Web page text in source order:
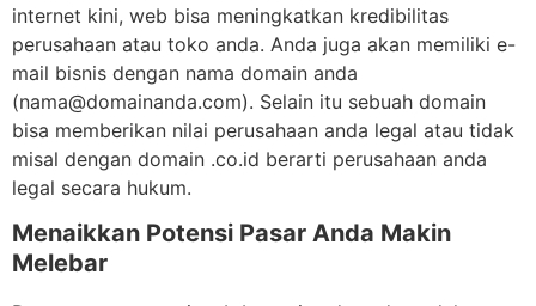
internet kini, web bisa meningkatkan kredibilitas
perusahaan atau toko anda. Anda juga akan memiliki e-
mail bisnis dengan nama domain anda
(nama@domainanda.com). Selain itu sebuah domain
bisa memberikan nilai perusahaan anda legal atau tidak
misal dengan domain .co.id berarti perusahaan anda
legal secara hukum.
Menaikkan Potensi Pasar Anda Makin
Melebar